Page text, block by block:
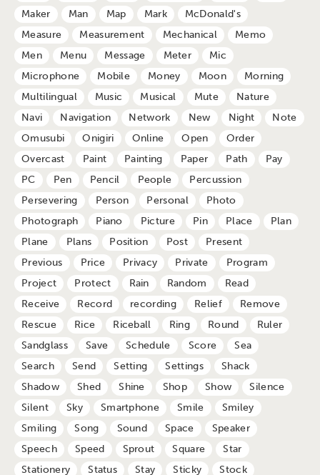
Maker
Man Map Mark
McDonald's
Measure
Measurement Mechanical
Memo
Men
Menu Message Meter
Mic
Microphone
Mobile Money Moon
Morning
Multilingual
Music Musical Mute
Nature
Navi
Navigation Network New Night
Note
Omusubi
Onigiri Online Open
Order
Overcast
Paint Painting Paper Path
Pay
PC
Pen Pencil People
Percussion
Persevering
Person Personal
Photo
Photograph
Piano Picture Pin Place
Plan
Plane
Plans Position Post
Present
Previous
Price Privacy Private
Program
Project
Protect Rain Random
Read
Receive
Record recording Relief
Remove
Rescue
Rice Riceball Ring Round
Ruler
Sandglass
Save Schedule Score
Sea
Search
Send Setting Settings
Shack
Shadow
Shed Shine Shop Show
Silence
Silent
Sky Smartphone Smile
Smiley
Smiling
Song Sound Space
Speaker
Speech
Speed Sprout Square
Star
Stationery
Status Stay Sticky Stock